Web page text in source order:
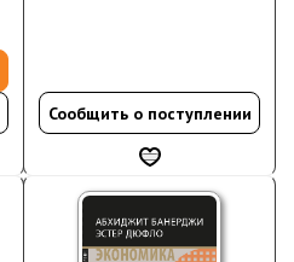
Сообщить о поступлении